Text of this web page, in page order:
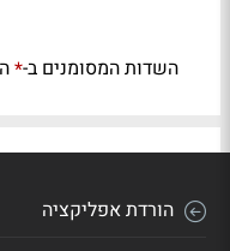
השדות המסומנים ב-*
הורדת אפליקציה